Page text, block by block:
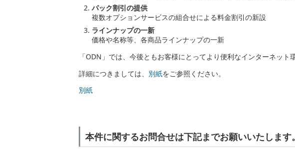
パック割引の提供
複数オプションサービスの組合せによる料金割引の新設
ラインナップの一新
価格や名称等、各商品ラインナップの一新
「ODN」では、今後ともお客様にとってより便利なインターネット
詳細につきましては、 別紙をご参照ください。
別紙
本件に関するお問合せは下記までお願いいたします。